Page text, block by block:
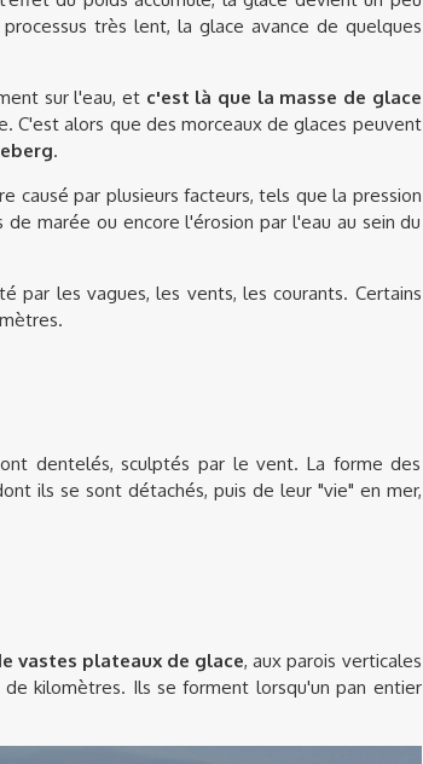
très lent, la glace avance de quelques
sur l'eau, et c'est là que la masse de glace
C'est alors que des morceaux de glaces peuvent
.
causé par plusieurs facteurs, tels que la pression
marée ou encore l'érosion par l'eau au sein du
par les vagues, les vents, les courants. Certains
dentelés, sculptés par le vent. La forme des
ils se sont détachés, puis de leur "vie" en mer,
vastes plateaux de glace, aux parois verticales
kilomètres. Ils se forment lorsqu'un pan entier